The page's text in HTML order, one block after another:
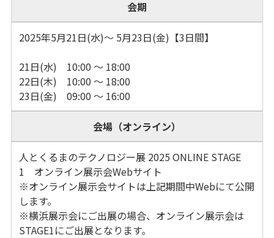
会期
2025年5月21日(水)～ 5月23日(金)【3日間】
21日(水) 10:00 ～ 18:00
22日(木) 10:00 ～ 18:00
23日(金) 09:00 ～ 16:00
会場（オンライン）
人とくるまのテクノロジー展 2025 ONLINE STAGE
1 オンライン展示会Webサイト
※オンライン展示会サイトは上記期間中Webにて公開
します。
※横浜展示会にご出展の場合、オンライン展示会は
STAGE1にご出展となります。